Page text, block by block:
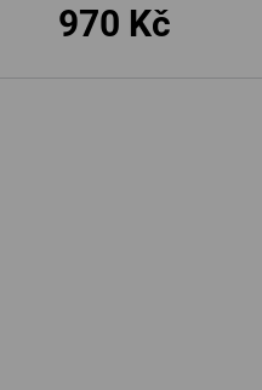
970 Kč